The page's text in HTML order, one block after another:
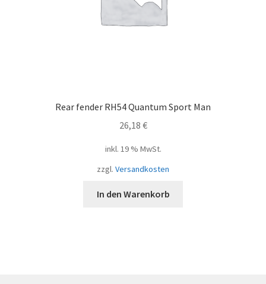
Rear fender RH54 Quantum Sport Man
26,18 €
inkl. 19 % MwSt.
zzgl. Versandkosten
In den Warenkorb